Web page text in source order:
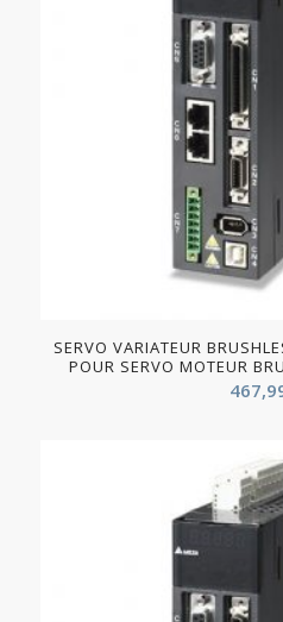
SERVO VARIATEUR
POUR SERVO MOTEUR